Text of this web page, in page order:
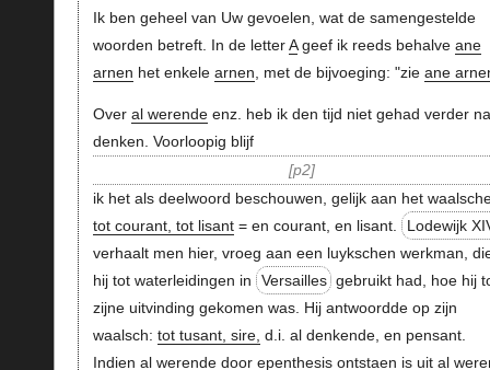
Ik ben geheel van Uw gevoelen, wat de samengestelde
woorden betreft. In de letterAgeef ik reeds behalve ane
arnen het enkele arnen , met de bijvoeging: "zie ane
Over al werendeenz. heb ik den tijd niet gehad verder
denken. Voorloopig blijf
p2
ik het als deelwoord beschouwen, gelijk aan het
tot courant, tot lisant= en courant, en lisant.
Lodewijk
verhaalt men hier, vroeg aan een luykschen werkman,
hij tot waterleidingen in
Versailles gebruikt had, hoe hij
zijne uitvinding gekomen was. Hij antwoordde op zijn
waalsch: tot tusant, sire, d.i. al denkende, en pensant.
Indien al werendedoor epenthesis ontstaen is uit al